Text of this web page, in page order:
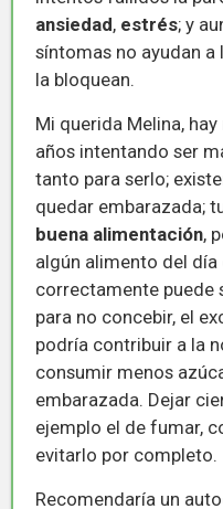
ansiedad, estrés; y
síntomas no ayudan a
la bloquean.
Mi querida Melina,
años intentando ser
tanto para serlo;
quedar embarazada;
buena alimentación,
algún alimento del
correctamente puede
para no concebir, el
podría contribuir a la
consumir menos
embarazada. Dejar
ejemplo el de fumar,
evitarlo por completo.
Recomendaría un